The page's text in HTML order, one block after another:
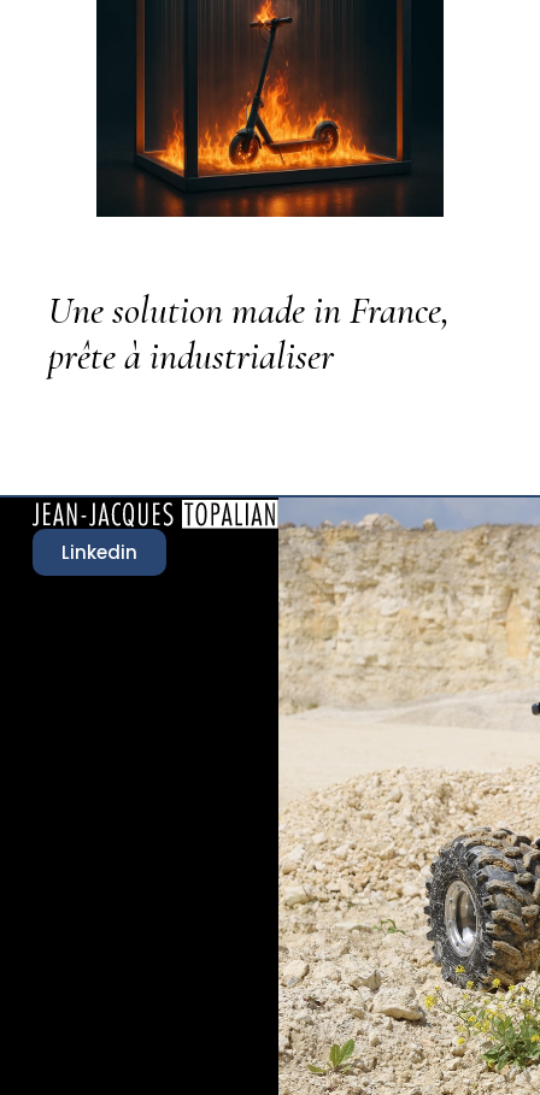
Une solution made in France,
prête à industrialiser
Linkedin